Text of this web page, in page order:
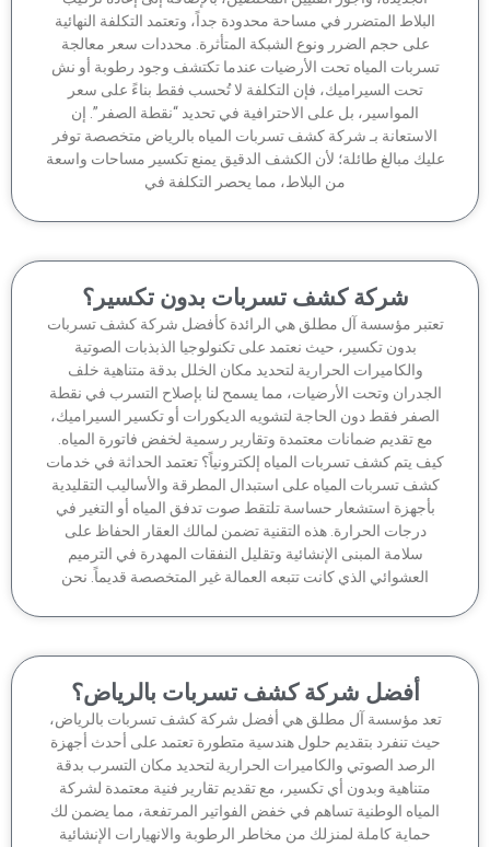
البلاط المتضرر في مساحة محدودة جداً، وتعتمد التكلفة النهائية
على حجم الضرر ونوع الشبكة المتأثرة. محددات سعر معالجة
المياه تحت الأرضيات عندما تكتشف وجود رطوبة أو نش
تحت السيراميك، فإن التكلفة لا تُحسب فقط بناءً على سعر
المواسير، بل على الاحترافية في تحديد “نقطة الصفر”. إن
بـ شركة كشف تسربات المياه بالرياض متخصصة توفر
مبالغ طائلة؛ لأن الكشف الدقيق يمنع تكسير مساحات واسعة
من البلاط، مما يحصر التكلفة في
شركة كشف تسربات بدون تكسير؟
مؤسسة آل مطلق هي الرائدة كأفضل شركة كشف تسربات
بدون تكسير، حيث نعتمد على تكنولوجيا الذبذبات الصوتية
والكاميرات الحرارية لتحديد مكان الخلل بدقة متناهية خلف
وتحت الأرضيات، مما يسمح لنا بإصلاح التسرب في نقطة
فقط دون الحاجة لتشويه الديكورات أو تكسير السيراميك،
مع تقديم ضمانات معتمدة وتقارير رسمية لخفض فاتورة المياه.
يتم كشف تسربات المياه إلكترونياً؟ تعتمد الحداثة في خدمات
تسربات المياه على استبدال المطرقة والأساليب التقليدية
بأجهزة استشعار حساسة تلتقط صوت تدفق المياه أو التغير في
درجات الحرارة. هذه التقنية تضمن لمالك العقار الحفاظ على
سلامة المبنى الإنشائية وتقليل النفقات المهدرة في الترميم
العشوائي الذي كانت تتبعه العمالة غير المتخصصة قديماً. نحن
أفضل شركة كشف تسربات بالرياض؟
مؤسسة آل مطلق هي أفضل شركة كشف تسربات بالرياض،
تنفرد بتقديم حلول هندسية متطورة تعتمد على أحدث أجهزة
الرصد الصوتي والكاميرات الحرارية لتحديد مكان التسرب بدقة
متناهية وبدون أي تكسير، مع تقديم تقارير فنية معتمدة لشركة
الوطنية تساهم في خفض الفواتير المرتفعة، مما يضمن لك
حماية كاملة لمنزلك من مخاطر الرطوبة والانهيارات الإنشائية